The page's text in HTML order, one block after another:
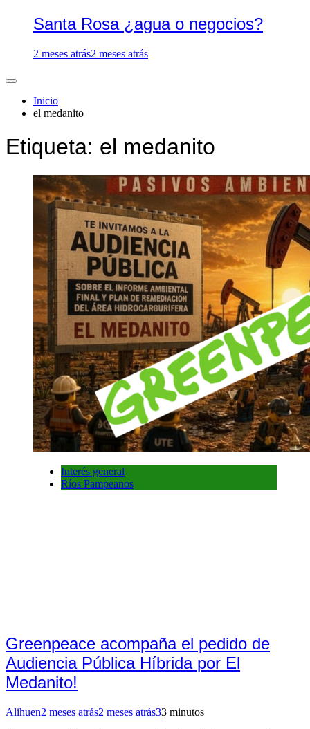
Santa Rosa ¿agua o negocios?
2 meses atrás2 meses atrás
Inicio
el medanito
Etiqueta: el medanito
Interés general
Ríos Pampeanos
Greenpeace acompaña el pedido de
Audiencia Pública Híbrida por El
Medanito!
Alihuen2 meses atrás2 meses atrás33 minutos